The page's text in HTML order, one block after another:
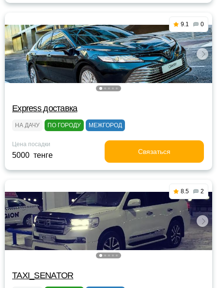
9.1 0
Express доставка
НА ДАЧУ ПО ГОРОДУ МЕЖГОРОД
Цена посадки
5000 тенге Связаться
8.5 2
TAXI_SENATOR